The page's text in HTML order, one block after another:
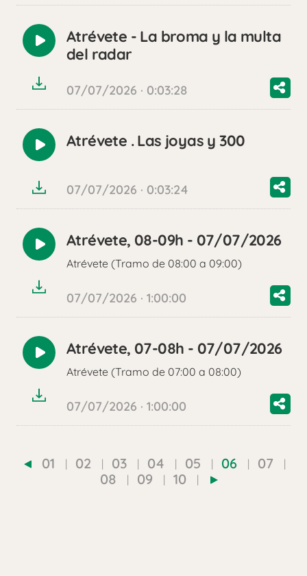
Reproducir
audio
Atrévete - La broma y la multa
del radar
07/07/2026 · 0:03:28
Reproducir
audio
Atrévete . Las joyas y 300
07/07/2026 · 0:03:24
Reproducir
audio
Atrévete, 08-09h - 07/07/2026
Atrévete (Tramo de 08:00 a 09:00)
07/07/2026 · 1:00:00
Reproducir
audio
Atrévete, 07-08h - 07/07/2026
Atrévete (Tramo de 07:00 a 08:00)
07/07/2026 · 1:00:00
01 02 03 04 05 06
07
08
09 10